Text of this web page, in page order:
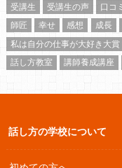
受講生
受講生の声 口コミ
師匠
幸せ 感想 成長
私は自分の仕事が大好き大賞
話し方教室
講師養成講座
話し方の学校について